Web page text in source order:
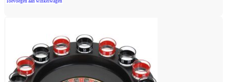
Toevoegen aan winkelwagen